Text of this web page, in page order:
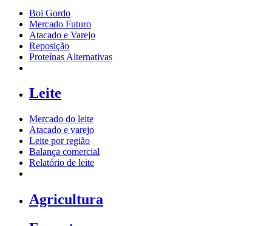
Boi Gordo
Mercado Futuro
Atacado e Varejo
Reposição
Proteínas Alternativas
Leite
Mercado do leite
Atacado e varejo
Leite por região
Balança comercial
Relatório de leite
Agricultura